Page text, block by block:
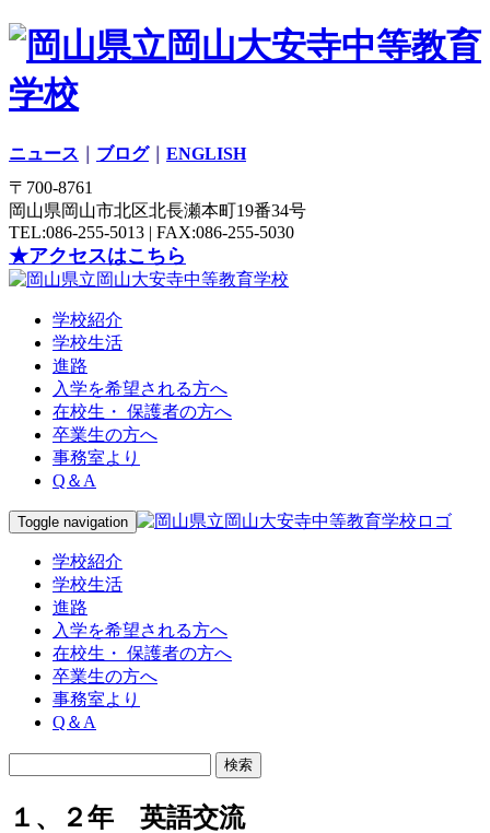
ニュース ブログ｜ ENGLISH
〒700-8761
岡山県岡山市北区北長瀬本町19番34号
TEL:086-255-5013 | FAX:086-255-5030
★アクセスはこちら
学校紹介
学校生活
進路
入学を希望される方へ
在校生・ 保護者の方へ
卒業生の方へ
事務室より
Q＆A
Toggle navigation
学校紹介
学校生活
進路
入学を希望される方へ
在校生・ 保護者の方へ
卒業生の方へ
事務室より
Q＆A
１、２年 英語交流